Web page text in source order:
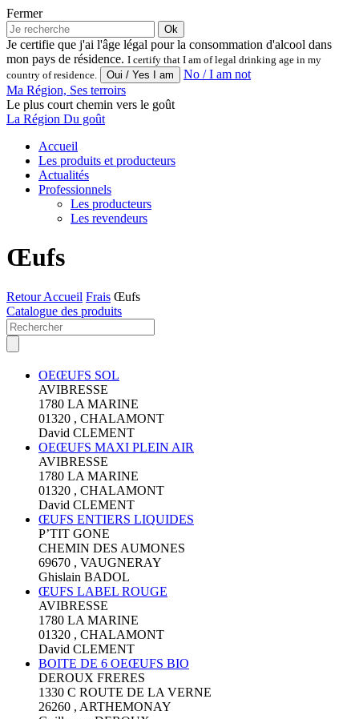
Fermer
Ok
Je certifie que j'ai l'âge légal pour la consommation d'alcool dans
mon pays de résidence. I certify that I am of legal drinking age in my
country of residence.
No / I am not
Ma Région, Ses terroirs
Le plus court chemin vers le goût
La Région Du goût
Accueil
Les produits et producteurs
Actualités
Professionnels
Les producteurs
Les revendeurs
Œufs
RetourAccueil Frais Œufs
Catalogue des produits
OEŒUFS SOL
AVIBRESSE
1780 LA MARINE
01320 , CHALAMONT
David CLEMENT
OEŒUFS MAXI PLEIN AIR
AVIBRESSE
1780 LA MARINE
01320 , CHALAMONT
David CLEMENT
ŒUFS ENTIERS LIQUIDES
P’TIT GONE
CHEMIN DES AUMONES
69670 , VAUGNERAY
Ghislain BADOL
ŒUFS LABEL ROUGE
AVIBRESSE
1780 LA MARINE
01320 , CHALAMONT
David CLEMENT
BOITE DE 6 OEŒUFS BIO
DEROUX FRERES
1330 C ROUTE DE LA VERNE
26260 , ARTHEMONAY